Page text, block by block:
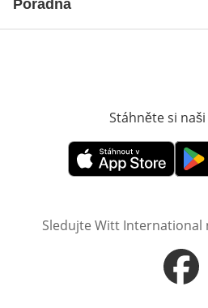
Poradna
Stáhněte si
Otevře v novém okně
Sledujte Witt International
Otevře